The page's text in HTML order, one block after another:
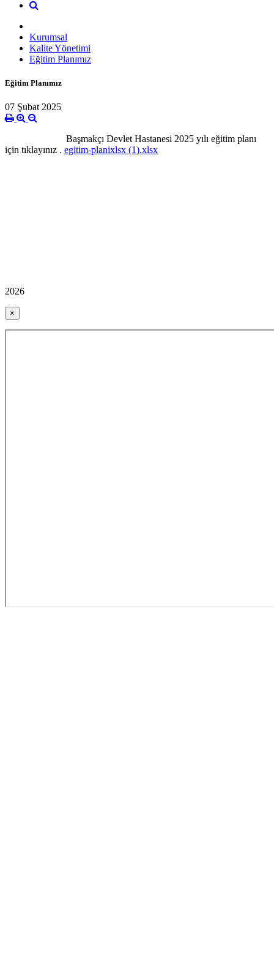
Kurumsal
Kalite Yönetimi
Eğitim Planımız
Eğitim Planımız
07 Şubat 2025
Başmakçı Devlet Hastanesi 2025 yılı eğitim planı
için tıklayınız . egitim-planixlsx (1).xlsx
2026
×